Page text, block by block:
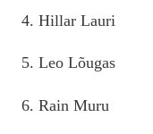
4. Hillar Lauri
5. Leo Lõugas
6. Rain Muru